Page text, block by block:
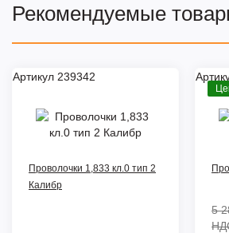
Рекомендуемые
Артикул 239342
Проволочки 1,833 кл.0 тип 2
Калибр
5